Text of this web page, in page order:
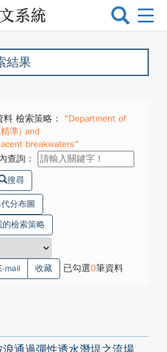
選
換
結果
料 檢索策略：
"Department of
準) and
breakwaters"
查詢：
搜尋
分布圖
的檢索策略
mail 收藏 已勾選0筆資料